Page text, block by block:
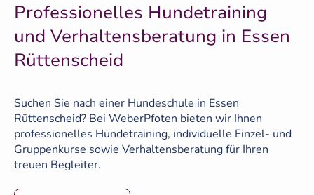
Professionelles Hundetraining
und Verhaltensberatung in Essen
Rüttenscheid
Suchen Sie nach einer Hundeschule in Essen
Rüttenscheid? Bei WeberPfoten bieten wir Ihnen
professionelles Hundetraining, individuelle Einzel- und
Gruppenkurse sowie Verhaltensberatung für Ihren
treuen Begleiter.